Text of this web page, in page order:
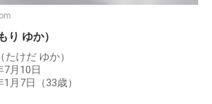
り ゆか）
けだ ゆか）
7月10日
月7日（33歳）